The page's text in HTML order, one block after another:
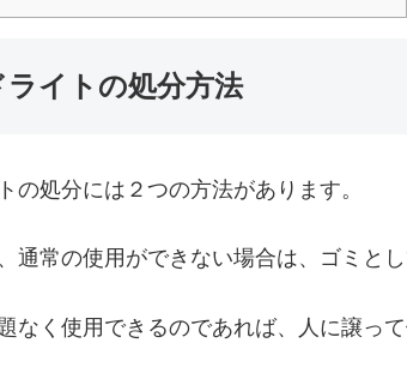
イトの処分方法
の処分には２つの方法があります。
通常の使用ができない場合は、ゴミと
なく使用できるのであれば、人に譲っ